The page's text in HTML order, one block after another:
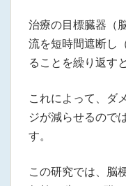
治療の目標臓器（
流を短時間遮断し
ることを繰り返す
これによって、ダ
ジが減らせるので
す。
この研究では、脳